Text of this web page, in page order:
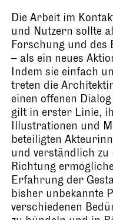
Die Arbeit im
und Nutzern sollte
Forschung und des
– als ein neues
Indem sie einfach
treten die
einen offenen
gilt in erster Linie,
Illustrationen und
beteiligten
und verständlich zu
Richtung
Erfahrung der
bisher unbekannte
verschiedenen